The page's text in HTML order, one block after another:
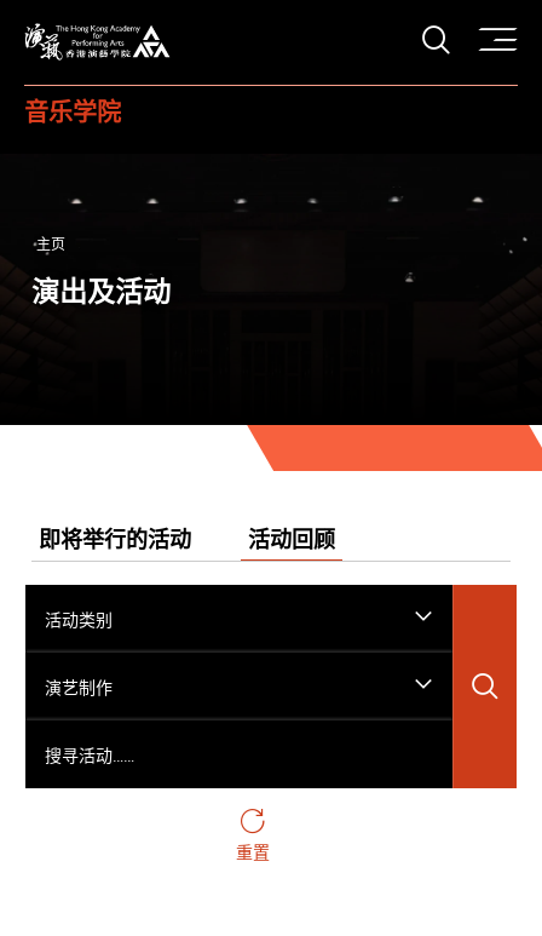
打开
音乐学院
主页
演出及活动
即将举行的活动 活动回顾
活动类别
演艺制作
重置